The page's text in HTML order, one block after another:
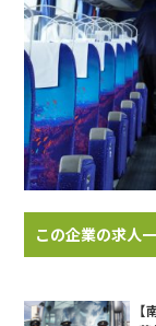
この企業の求人